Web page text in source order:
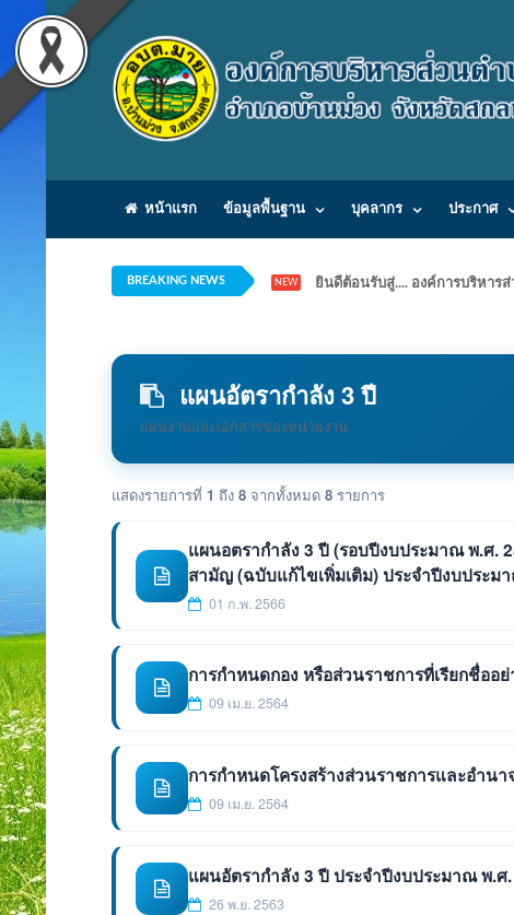
หน้าแรก ข้อมูลพื้นฐาน บุคลากร ประกาศ
BREAKING NEWS NEW ยินดีต้อนรับสู่.... องค์การบริหาร
แผนอัตรากำลัง 3 ปี
แผนงานและเอกสารของหน่วยงาน
แสดงรายการที่ 1 ถึง 8 จากทั้งหมด 8 รายการ
แผนอตรากำลัง 3 ปี (รอบปีงบประมาณ พ.ศ.
สามัญ (ฉบับแก้ไขเพิ่มเติม) ประจำปีงบประม
01 ก.พ. 2566
การกำหนดกอง หรือส่วนราชการที่เรียกชื่ออ
09 เม.ย. 2564
การกำหนดโครงสร้างส่วนราชการและอำน
09 เม.ย. 2564
แผนอัตรากำลัง 3 ปี ประจำปีงบประมาณ พ.ศ
26 พ.ย. 2563